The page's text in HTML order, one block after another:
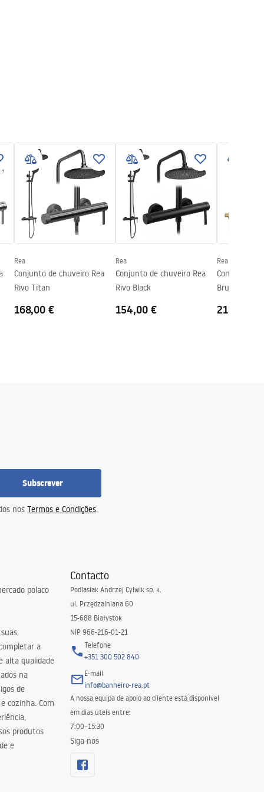
Rea
Conjunto de chuveiro Rea
Rivo Titan
168,00 €
Rea
Conjunto de chuveiro Rea
Rivo Black
154,00 €
Rea
Conjunto de
Brush Gold
211,00 €
Subscrever
nos Termos e Condições.
polaco
a
alta qualidade
na
de
cozinha. Com
produtos
e
Contacto
Podlasiak Andrzej Cylwik sp. k.
ul. Przędzalniana 60
15-688 Białystok
NIP 966-216-01-21
Telefone
+351 300 502 840
E-mail
info@banheiro-rea.pt
A nossa equipa de apoio ao cliente está disponível
em dias úteis entre:
7:00–15:30
Siga-nos